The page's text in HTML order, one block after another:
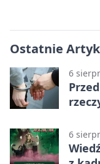
Ostatnie
6
6